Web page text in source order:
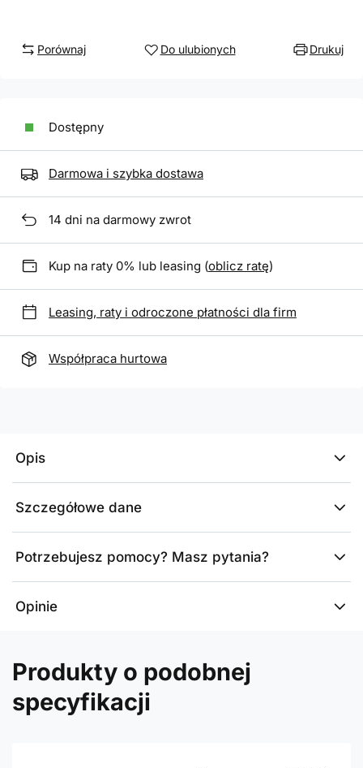
Porównaj Do ulubionych Drukuj
Dostępny
Darmowa i szybka dostawa
14 dni na darmowy zwrot
Kup na raty 0% lub leasing (oblicz ratę)
Leasing, raty i odroczone płatności dla firm
Współpraca hurtowa
Opis
Szczegółowe dane
Potrzebujesz pomocy? Masz pytania?
Opinie
Produkty o podobnej
specyfikacji